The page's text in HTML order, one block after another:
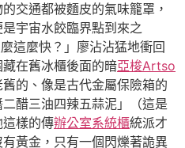
交通都被麵皮的氣味籠罩，
宇宙水餃臨界點到來之
這麼快？」廖沾沾猛地衝回
在舊冰櫃後面的暗亞梭Artso
的、像是古代金屬保險箱的
醋三油四辣五蒜泥」（這是
樣的傳辦公室系統櫃統派才
黃金，只有一個閃爍著詭異